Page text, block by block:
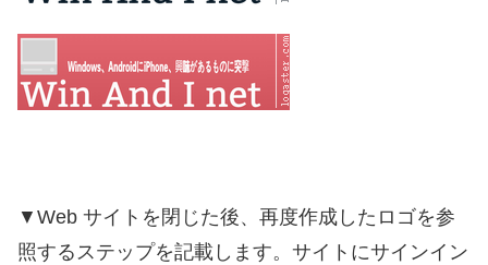
▼Web サイトを閉じた後、再度作成したロゴを参
照するステップを記載します。サイトにサインイン